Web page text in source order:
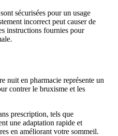
sécurisées pour un usage
incorrect peut causer de
instructions fournies pour
nuit en pharmacie représente un
contrer le bruxisme et les
prescription, tels que
une adaptation rapide et
en améliorant votre sommeil.